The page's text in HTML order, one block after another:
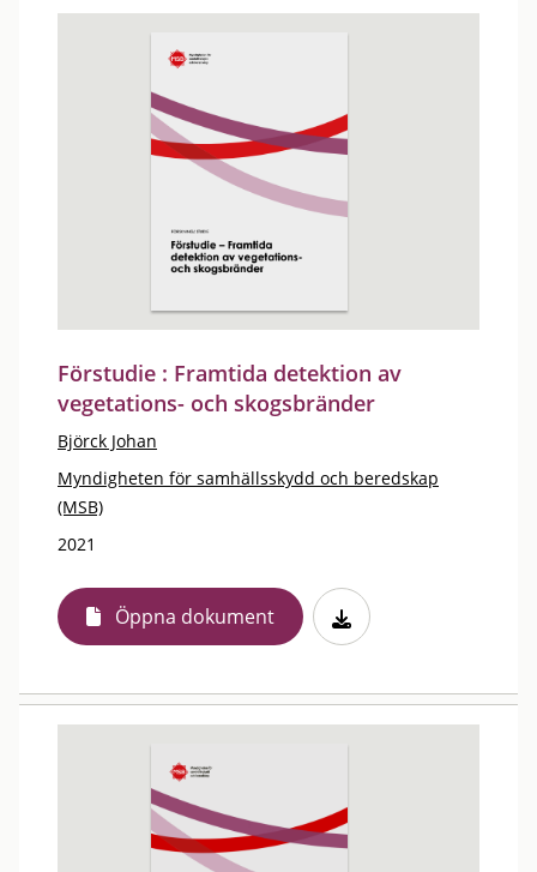
Förstudie : Framtida detektion av
vegetations- och skogsbränder
Björck Johan
Myndigheten för samhällsskydd och beredskap
(MSB)
2021
Öppna dokument